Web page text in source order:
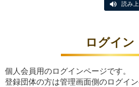
読み
ログイン
個人会員用のログインページです。
登録団体の方は管理画面側のログイ